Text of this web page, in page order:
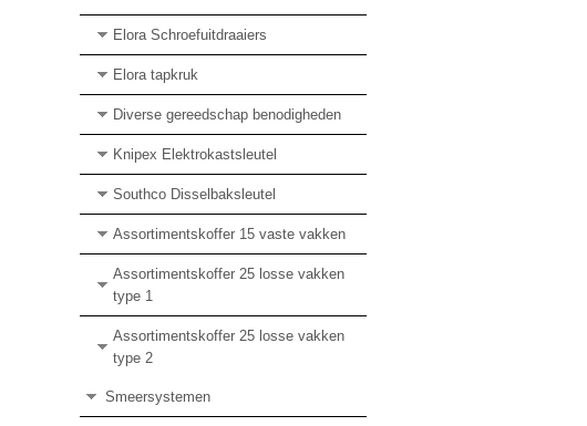
Elora Schroefuitdraaiers
Elora tapkruk
Diverse gereedschap benodigheden
Knipex Elektrokastsleutel
Southco Disselbaksleutel
Assortimentskoffer 15 vaste vakken
Assortimentskoffer 25 losse vakken
type 1
Assortimentskoffer 25 losse vakken
type 2
Smeersystemen